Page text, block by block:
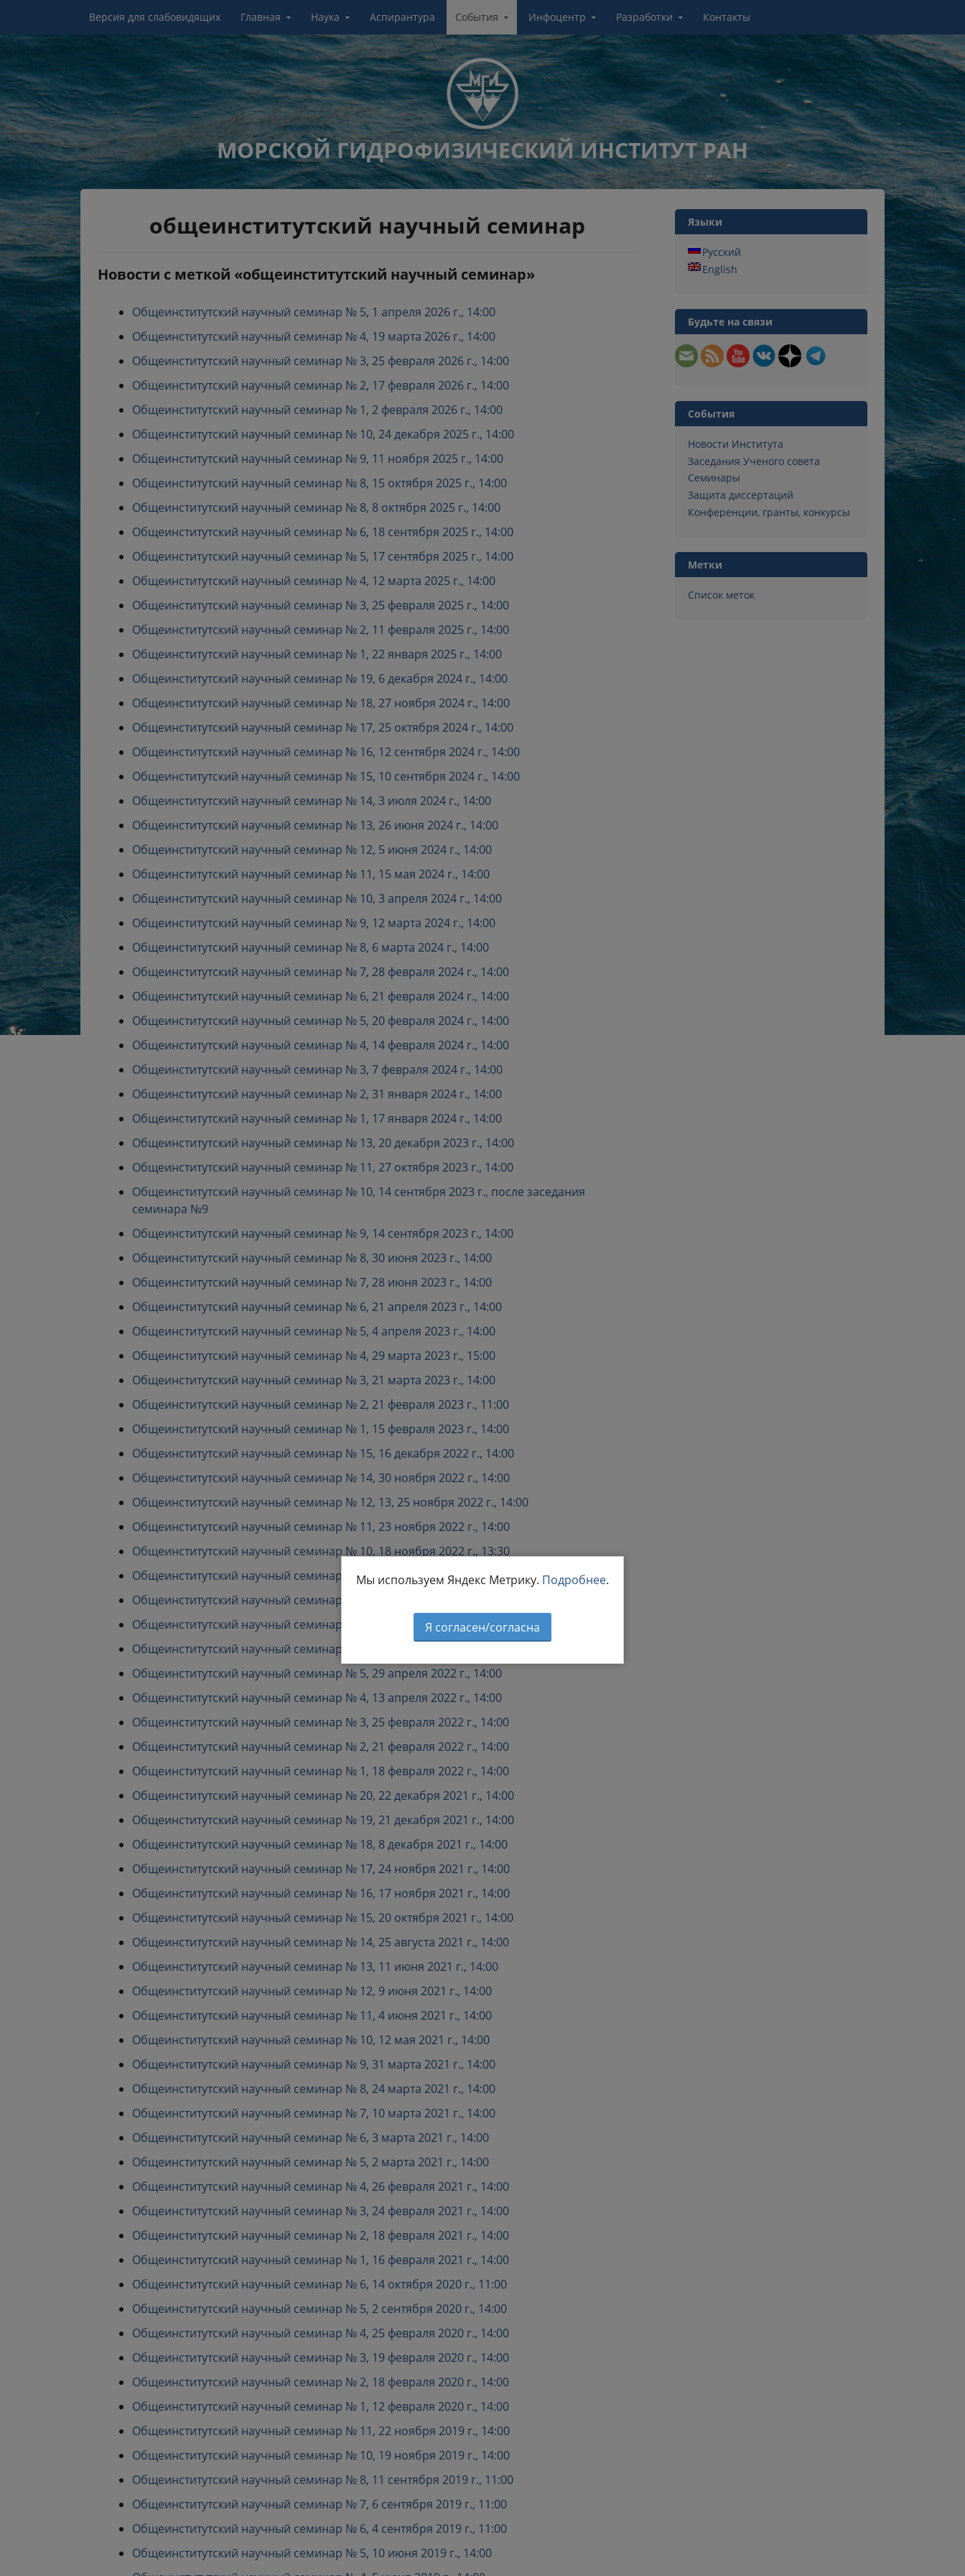
Версия для слабовидящих Главная Наука Аспирантура События Инфоцентр Разработки Контакты
МОРСКОЙ ГИДРОФИЗИЧЕСКИЙ ИНСТИТУТ РАН
общеинститутский научный семинар
Новости с меткой «общеинститутский научный семинар»
Общеинститутский научный семинар № 5, 1 апреля 2026 г., 14:00
Общеинститутский научный семинар № 4, 19 марта 2026 г., 14:00
Общеинститутский научный семинар № 3, 25 февраля 2026 г., 14:00
Общеинститутский научный семинар № 2, 17 февраля 2026 г., 14:00
Общеинститутский научный семинар № 1, 2 февраля 2026 г., 14:00
Общеинститутский научный семинар № 10, 24 декабря 2025 г., 14:00
Общеинститутский научный семинар № 9, 11 ноября 2025 г., 14:00
Общеинститутский научный семинар № 8, 15 октября 2025 г., 14:00
Общеинститутский научный семинар № 8, 8 октября 2025 г., 14:00
Общеинститутский научный семинар № 6, 18 сентября 2025 г., 14:00
Общеинститутский научный семинар № 5, 17 сентября 2025 г., 14:00
Общеинститутский научный семинар № 4, 12 марта 2025 г., 14:00
Общеинститутский научный семинар № 3, 25 февраля 2025 г., 14:00
Общеинститутский научный семинар № 2, 11 февраля 2025 г., 14:00
Общеинститутский научный семинар № 1, 22 января 2025 г., 14:00
Общеинститутский научный семинар № 19, 6 декабря 2024 г., 14:00
Общеинститутский научный семинар № 18, 27 ноября 2024 г., 14:00
Общеинститутский научный семинар № 17, 25 октября 2024 г., 14:00
Общеинститутский научный семинар № 16, 12 сентября 2024 г., 14:00
Общеинститутский научный семинар № 15, 10 сентября 2024 г., 14:00
Общеинститутский научный семинар № 14, 3 июля 2024 г., 14:00
Общеинститутский научный семинар № 13, 26 июня 2024 г., 14:00
Общеинститутский научный семинар № 12, 5 июня 2024 г., 14:00
Общеинститутский научный семинар № 11, 15 мая 2024 г., 14:00
Общеинститутский научный семинар № 10, 3 апреля 2024 г., 14:00
Общеинститутский научный семинар № 9, 12 марта 2024 г., 14:00
Общеинститутский научный семинар № 8, 6 марта 2024 г., 14:00
Общеинститутский научный семинар № 7, 28 февраля 2024 г., 14:00
Общеинститутский научный семинар № 6, 21 февраля 2024 г., 14:00
Общеинститутский научный семинар № 5, 20 февраля 2024 г., 14:00
Общеинститутский научный семинар № 4, 14 февраля 2024 г., 14:00
Общеинститутский научный семинар № 3, 7 февраля 2024 г., 14:00
Общеинститутский научный семинар № 2, 31 января 2024 г., 14:00
Общеинститутский научный семинар № 1, 17 января 2024 г., 14:00
Общеинститутский научный семинар № 13, 20 декабря 2023 г., 14:00
Общеинститутский научный семинар № 11, 27 октября 2023 г., 14:00
Общеинститутский научный семинар № 10, 14 сентября 2023 г., после заседания
семинара №9
Общеинститутский научный семинар № 9, 14 сентября 2023 г., 14:00
Общеинститутский научный семинар № 8, 30 июня 2023 г., 14:00
Общеинститутский научный семинар № 7, 28 июня 2023 г., 14:00
Общеинститутский научный семинар № 6, 21 апреля 2023 г., 14:00
Общеинститутский научный семинар № 5, 4 апреля 2023 г., 14:00
Общеинститутский научный семинар № 4, 29 марта 2023 г., 15:00
Общеинститутский научный семинар № 3, 21 марта 2023 г., 14:00
Общеинститутский научный семинар № 2, 21 февраля 2023 г., 11:00
Общеинститутский научный семинар № 1, 15 февраля 2023 г., 14:00
Общеинститутский научный семинар № 15, 16 декабря 2022 г., 14:00
Общеинститутский научный семинар № 14, 30 ноября 2022 г., 14:00
Общеинститутский научный семинар № 12, 13, 25 ноября 2022 г., 14:00
Общеинститутский научный семинар № 11, 23 ноября 2022 г., 14:00
Общеинститутский научный семинар № 10, 18 ноября 2022 г., 13:30
Общеинститутский научный семинар № 9, 11 ноября 2022 г., 14:00
Общеинститутский научный семинар № 8, 2 ноября 2022 г., 14:00
Общеинститутский научный семинар № 7, 14 июня 2022 г., 11:00
Общеинститутский научный семинар № 6, 1 июня 2022 г., 14:00
Общеинститутский научный семинар № 5, 29 апреля 2022 г., 14:00
Общеинститутский научный семинар № 4, 13 апреля 2022 г., 14:00
Общеинститутский научный семинар № 3, 25 февраля 2022 г., 14:00
Общеинститутский научный семинар № 2, 21 февраля 2022 г., 14:00
Общеинститутский научный семинар № 1, 18 февраля 2022 г., 14:00
Общеинститутский научный семинар № 20, 22 декабря 2021 г., 14:00
Общеинститутский научный семинар № 19, 21 декабря 2021 г., 14:00
Общеинститутский научный семинар № 18, 8 декабря 2021 г., 14:00
Общеинститутский научный семинар № 17, 24 ноября 2021 г., 14:00
Общеинститутский научный семинар № 16, 17 ноября 2021 г., 14:00
Общеинститутский научный семинар № 15, 20 октября 2021 г., 14:00
Общеинститутский научный семинар № 14, 25 августа 2021 г., 14:00
Общеинститутский научный семинар № 13, 11 июня 2021 г., 14:00
Общеинститутский научный семинар № 12, 9 июня 2021 г., 14:00
Общеинститутский научный семинар № 11, 4 июня 2021 г., 14:00
Общеинститутский научный семинар № 10, 12 мая 2021 г., 14:00
Общеинститутский научный семинар № 9, 31 марта 2021 г., 14:00
Общеинститутский научный семинар № 8, 24 марта 2021 г., 14:00
Общеинститутский научный семинар № 7, 10 марта 2021 г., 14:00
Общеинститутский научный семинар № 6, 3 марта 2021 г., 14:00
Общеинститутский научный семинар № 5, 2 марта 2021 г., 14:00
Общеинститутский научный семинар № 4, 26 февраля 2021 г., 14:00
Общеинститутский научный семинар № 3, 24 февраля 2021 г., 14:00
Общеинститутский научный семинар № 2, 18 февраля 2021 г., 14:00
Общеинститутский научный семинар № 1, 16 февраля 2021 г., 14:00
Общеинститутский научный семинар № 6, 14 октября 2020 г., 11:00
Общеинститутский научный семинар № 5, 2 сентября 2020 г., 14:00
Общеинститутский научный семинар № 4, 25 февраля 2020 г., 14:00
Общеинститутский научный семинар № 3, 19 февраля 2020 г., 14:00
Общеинститутский научный семинар № 2, 18 февраля 2020 г., 14:00
Общеинститутский научный семинар № 1, 12 февраля 2020 г., 14:00
Общеинститутский научный семинар № 11, 22 ноября 2019 г., 14:00
Общеинститутский научный семинар № 10, 19 ноября 2019 г., 14:00
Общеинститутский научный семинар № 8, 11 сентября 2019 г., 11:00
Общеинститутский научный семинар № 7, 6 сентября 2019 г., 11:00
Общеинститутский научный семинар № 6, 4 сентября 2019 г., 11:00
Общеинститутский научный семинар № 5, 10 июня 2019 г., 14:00
Языки
Русский
English
Будьте на связи
События
Новости Института
Заседания Ученого совета
Семинары
Защита диссертаций
Конференции, гранты, конкурсы
Метки
Список меток
Мы используем Яндекс Метрику. Подробнее.
Я согласен/согласна